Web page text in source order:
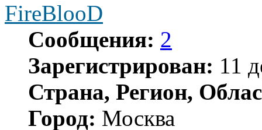
FireBlooD
Сообщения: 2
Зарегистрирован: 11
Страна, Регион,
Город: Москва